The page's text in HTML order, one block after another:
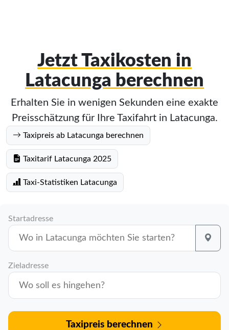
Jetzt Taxikosten in
Latacunga berechnen
Erhalten Sie in wenigen Sekunden eine exakte
Preisschätzung für Ihre Taxifahrt in Latacunga.
Taxipreis ab Latacunga berechnen
Taxitarif Latacunga 2025
Taxi-Statistiken Latacunga
Startadresse
Zieladresse
Taxipreis berechnen